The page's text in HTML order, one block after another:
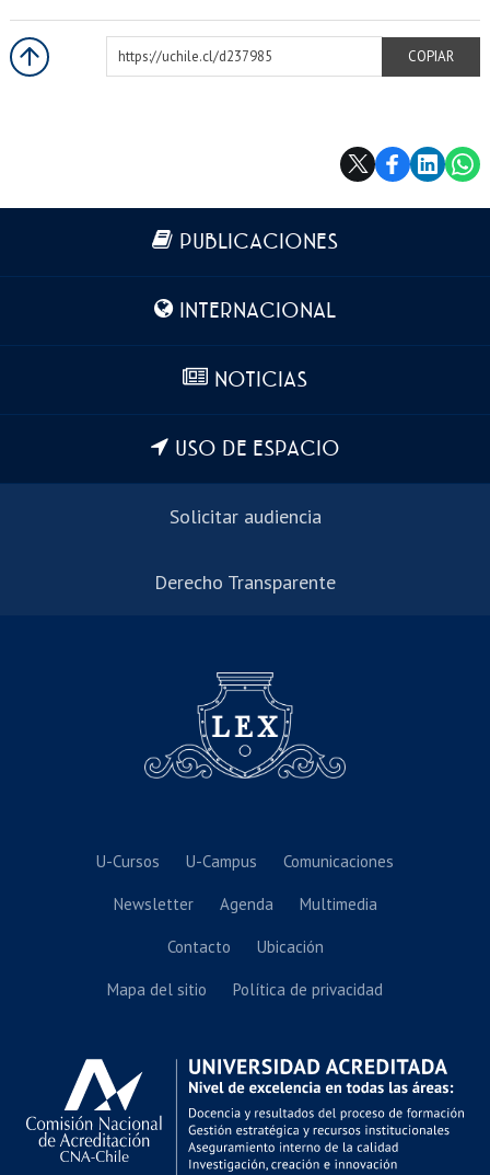
https://uchile.cl/d237985
COPIAR
Más información
PUBLICACIONES
INTERNACIONAL
NOTICIAS
USO DE ESPACIO
Solicitar audiencia
Derecho Transparente
U-Cursos U-Campus Comunicaciones
Newsletter Agenda Multimedia
Contacto Ubicación
Mapa del sitio Política de privacidad